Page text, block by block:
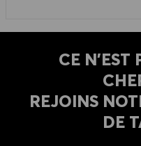
CE N'EST
REJOINS
DE